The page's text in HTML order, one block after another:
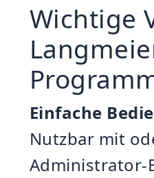
Wichtige
Einfache
Nutzbar mit
Administrator-